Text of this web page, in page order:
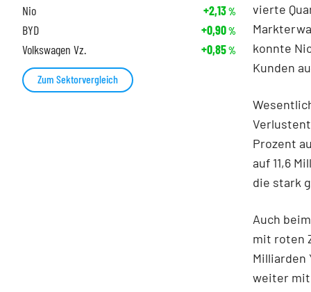
vierte
konnte
Kunden
Prozent
auf 11,6
die stark
Auch
mit roten
Milliarden
weiter mit
Nio +2,13%
BYD +0,90%
Volkswagen Vz. +0,85%
Zum Sektorvergleich